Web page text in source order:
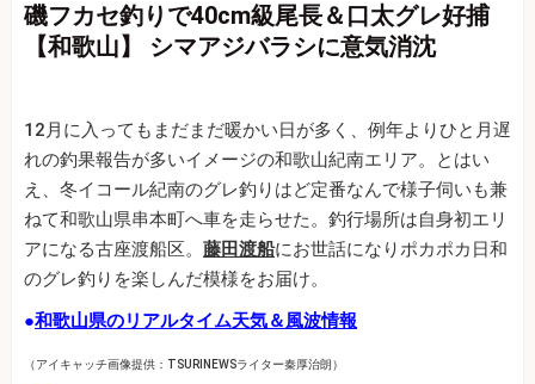
磯フカセ釣りで40cm級尾長＆口太グレ好捕
【和歌山】 シマアジバラシに意気消沈
12月に入ってもまだまだ暖かい日が多く、例年よりひと月遅
れの釣果報告が多いイメージの和歌山紀南エリア。とはい
え、冬イコール紀南のグレ釣りはど定番なんで様子伺いも兼
ねて和歌山県串本町へ車を走らせた。釣行場所は自身初エリ
アになる古座渡船区。 藤田渡船にお世話になりポカポカ日和
のグレ釣りを楽しんだ模様をお届け。
●和歌山県のリアルタイム天気＆風波情報
（アイキャッチ画像提供：TSURINEWSライター秦厚治朗）